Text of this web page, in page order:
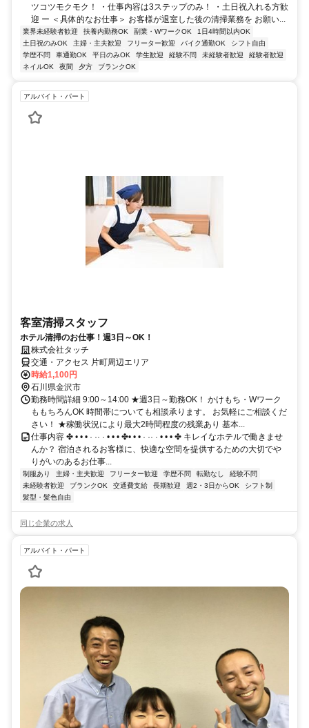
ツコツモクモク！ ・仕事内容は3ステップのみ！ ・土日祝入れる方歓
迎 ー ＜具体的なお仕事＞ お客様が退室した後の清掃業務を お願い...
業界未経験者歓迎 扶養内勤務OK 副業・WワークOK
1日4時間以内OK
土日祝のみOK
主婦・主夫歓迎 フリーター歓迎 バイク通勤OK
シフト自由
学歴不問
車通勤OK 平日のみOK 学生歓迎 経験不問 未経験者歓迎
経験者歓迎
ネイルOK
夜間 夕方 ブランクOK
アルバイト・パート
客室清掃スタッフ
ホテル清掃のお仕事！週3日～OK！
株式会社タッチ
交通・アクセス 片町周辺エリア
時給1,100円
石川県金沢市
勤務時間詳細 9:00～14:00 ★週3日～勤務OK！ かけもち・Wワーク
ももちろんOK 時間帯についても相談承ります。 お気軽にご相談くだ
さい！ ★稼働状況により最大2時間程度の残業あり 基本...
仕事内容 ✤ • • • · ·· · • • • ✤• • • · ·· · • • • ✤ キレイなホテルで働きませ
んか？ 宿泊されるお客様に、快適な空間を提供するための大切でや
りがいのあるお仕事...
制服あり 主婦・主夫歓迎 フリーター歓迎 学歴不問 転勤なし
経験不問
未経験者歓迎
ブランクOK 交通費支給 長期歓迎 週2・3日からOK
シフト制
髪型・髪色自由
同じ企業の求人
アルバイト・パート